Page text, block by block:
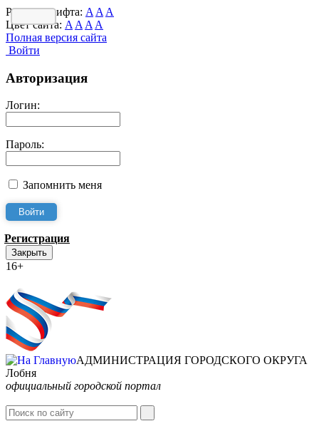
Размер шрифта: A A A
Цвет сайта: A A A A
Полная версия сайта
Войти
Авторизация
Логин:
Пароль:
Запомнить меня
Регистрация
Закрыть
16+
АДМИНИСТРАЦИЯ ГОРОДСКОГО ОКРУГА
Лобня
официальный городской портал